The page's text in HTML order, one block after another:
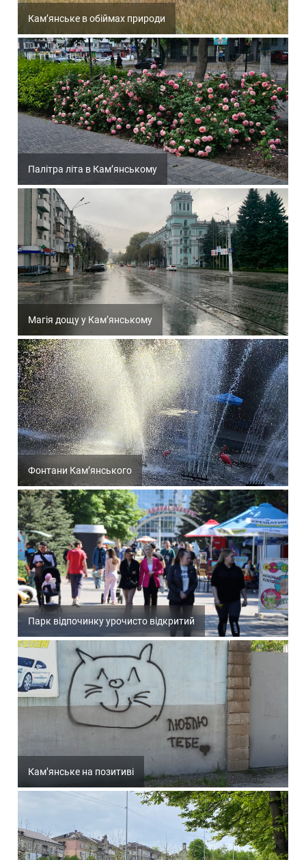
Кам’янське в обіймах природи
Палітра літа в Кам’янському
Магія дощу у Кам’янському
Фонтани Кам’янського
Парк відпочинку урочисто відкритий
Кам’янське на позитиві